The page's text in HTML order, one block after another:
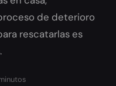
de deterioro
rescatarlas es